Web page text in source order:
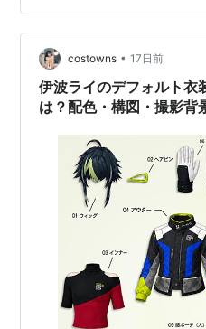
す。 緋八マナのラ…
costowns • 17日前
伊波ライのデフォルト衣
は？配色・構図・撮影背